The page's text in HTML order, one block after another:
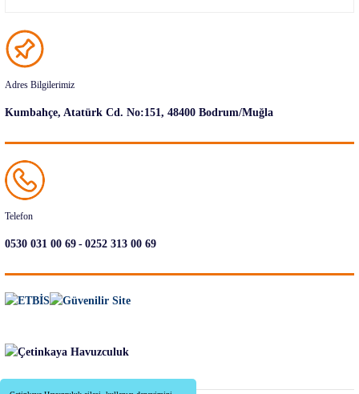
Adres Bilgilerimiz
Kumbahçe, Atatürk Cd. No:151, 48400 Bodrum/Muğla
Telefon
0530 031 00 69-0252 313 00 69